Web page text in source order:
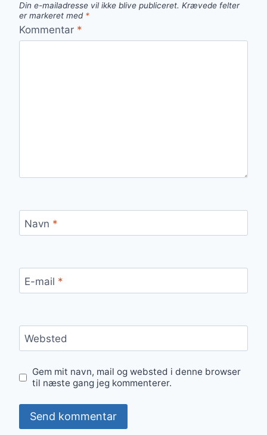
Din e-mailadresse vil ikke blive publiceret. Krævede felter
er markeret med *
Kommentar *
Navn *
E-mail *
Websted
Gem mit navn, mail og websted i denne browser
til næste gang jeg kommenterer.